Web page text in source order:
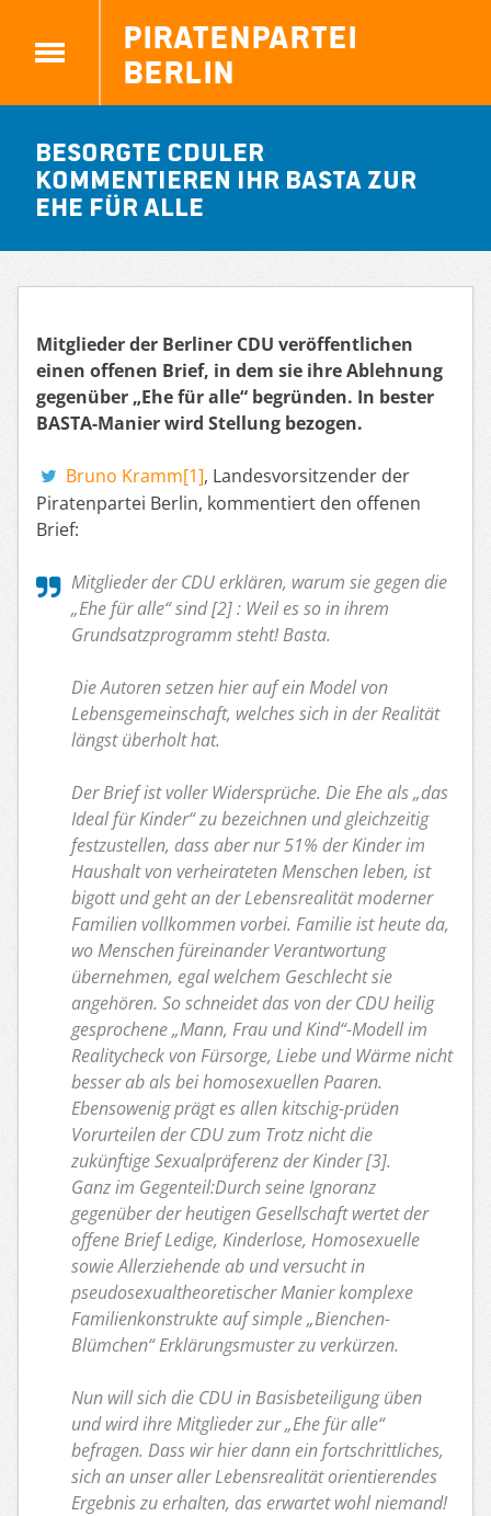
Piratenpartei
Berlin
Besorgte CDUler
kommentieren ihr BASTA zur
Ehe für alle
Mitglieder der Berliner CDU veröffentlichen
einen offenen Brief, in dem sie ihre Ablehnung
gegenüber „Ehe für alle“ begründen. In bester
BASTA-Manier wird Stellung bezogen.
Bruno Kramm[1], Landesvorsitzender der
Piratenpartei Berlin, kommentiert den offenen
Brief:
Mitglieder der CDU erklären, warum sie gegen die
„Ehe für alle“ sind [2] : Weil es so in ihrem
Grundsatzprogramm steht! Basta.
Die Autoren setzen hier auf ein Model von
Lebensgemeinschaft, welches sich in der Realität
längst überholt hat.
Der Brief ist voller Widersprüche. Die Ehe als „das
Ideal für Kinder“ zu bezeichnen und gleichzeitig
festzustellen, dass aber nur 51% der Kinder im
Haushalt von verheirateten Menschen leben, ist
bigott und geht an der Lebensrealität moderner
Familien vollkommen vorbei. Familie ist heute da,
wo Menschen füreinander Verantwortung
übernehmen, egal welchem Geschlecht sie
angehören. So schneidet das von der CDU heilig
gesprochene „Mann, Frau und Kind“-Modell im
Realitycheck von Fürsorge, Liebe und Wärme nicht
besser ab als bei homosexuellen Paaren.
Ebensowenig prägt es allen kitschig-prüden
Vorurteilen der CDU zum Trotz nicht die
zukünftige Sexualpräferenz der Kinder [3].
Ganz im Gegenteil:Durch seine Ignoranz
gegenüber der heutigen Gesellschaft wertet der
offene Brief Ledige, Kinderlose, Homosexuelle
sowie Allerziehende ab und versucht in
pseudosexualtheoretischer Manier komplexe
Familienkonstrukte auf simple „Bienchen-
Blümchen“ Erklärungsmuster zu verkürzen.
Nun will sich die CDU in Basisbeteiligung üben
und wird ihre Mitglieder zur „Ehe für alle“
befragen. Dass wir hier dann ein fortschrittliches,
sich an unser aller Lebensrealität orientierendes
Ergebnis zu erhalten, das erwartet wohl niemand!